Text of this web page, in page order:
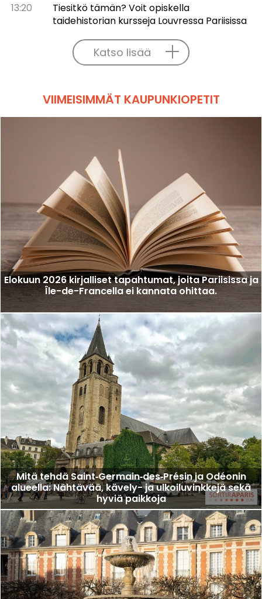
13:20
Tiesitkö tämän? Voit opiskella
taidehistorian kursseja Louvressa Pariisissa
Katso lisää
VIIMEISIMMÄT KAUPUNKIOPETIT
Elokuun 2026 kirjalliset tapahtumat, joita Pariisissa ja
Île-de-Francella ei kannata ohittaa.
Mitä tehdä Saint‑Germain‑des‑Présin ja Odéonin
alueella: Nähtävää, kävely- ja ulkoiluvinkkejä sekä
hyviä paikkoja